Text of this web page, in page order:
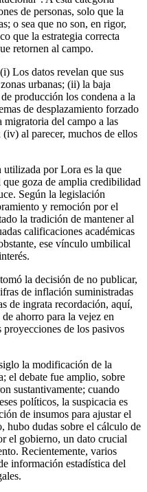
de personas, solo que la
o sea que no son, en rigor,
que la estrategia correcta
retornen al campo.
Los datos revelan que sus
urbanas; (ii) la baja
producción los condena a la
de desplazamiento forzado
migratoria del campo a las
al parecer, muchos de ellos
por Lora es la que
goza de amplia credibilidad
Según la legislación
y remoción por el
la tradición de mantener al
calificaciones académicas
ese vínculo umbilical
la decisión de no publicar,
de inflación suministradas
de ingrata recordación, aquí,
ahorro para la vejez en
de los pasivos
la modificación de la
el debate fue amplio, sobre
sustantivamente; cuando
políticos, la suspicacia es
de insumos para ajustar el
hubo dudas sobre el cálculo de
el gobierno, un dato crucial
Recientemente, varios
información estadística del